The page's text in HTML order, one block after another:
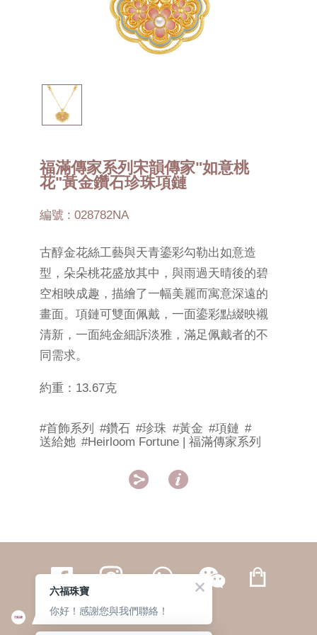
福滿傳家系列宋韻傳家"如意桃
花"黃金鑽石珍珠項鏈
編號 : 028782NA
古醇金花絲工藝與天青鎏彩勾勒出如意造
型，朵朵桃花盛放其中，與雨過天晴後的碧
空相映成趣，描繪了一幅美麗而寓意深遠的
畫面。項鏈可雙面佩戴，一面鎏彩點綴映襯
清新，一面純金細訴淡雅，滿足佩戴者的不
同需求。
約重：13.67克
#首飾系列 #鑽石 #珍珠 #黃金 #項鏈 #
送給她 #Heirloom Fortune | 福滿傳家系列
 
繁體 | 簡体
六福珠寶
你好！感謝您與我們聯絡！